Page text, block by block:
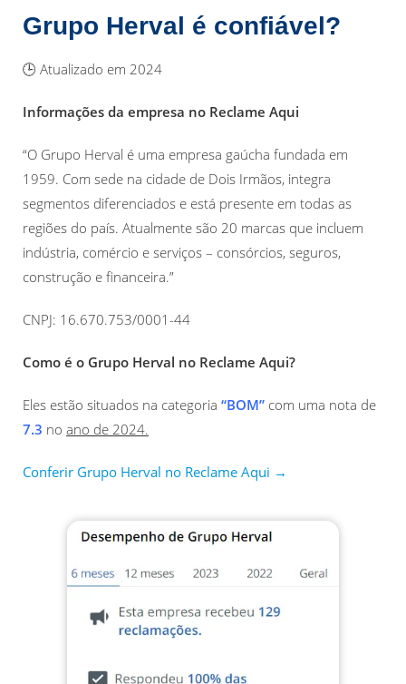
Grupo Herval é confiável?
🕒 Atualizado em 2024
Informações da empresa no Reclame Aqui
“O Grupo Herval é uma empresa gaúcha fundada em
1959. Com sede na cidade de Dois Irmãos, integra
segmentos diferenciados e está presente em todas as
regiões do país. Atualmente são 20 marcas que incluem
indústria, comércio e serviços – consórcios, seguros,
construção e financeira.”
CNPJ: 16.670.753/0001-44
Como é o Grupo Herval no Reclame Aqui?
Eles estão situados na categoria “BOM” com uma nota de
7.3 no ano de 2024.
Conferir Grupo Herval no Reclame Aqui →